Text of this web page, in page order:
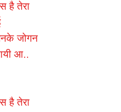
है तेरा
जोगन
आ..
है तेरा